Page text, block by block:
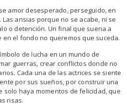
amor desesperado, perseguido, en
ansias porque no se acabe, ni se
o detención. Un final que suena a
en el fondo no queremos que suceda.
de lucha en un mundo de
guerras, crear conflictos donde no
Cada una de las actrices se siente
por sus sueños, por construir una
haya momentos de felicidad, que
risas.